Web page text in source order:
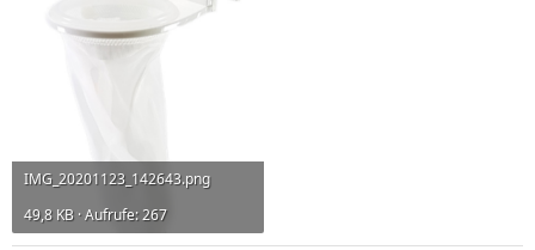
IMG_20201123_142643.png
49,8 KB · Aufrufe: 267